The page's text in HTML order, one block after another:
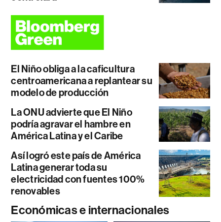
El Niño obliga a la caficultura
centroamericana a replantear su
modelo de producción
La ONU advierte que El Niño
podría agravar el hambre en
América Latina y el Caribe
Así logró este país de América
Latina generar toda su
electricidad con fuentes 100%
renovables
Económicas e internacionales